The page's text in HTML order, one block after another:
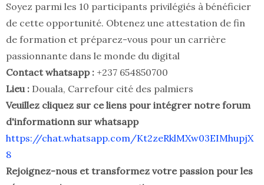
Soyez parmi les 10 participants privilégiés à bénéficier
de cette opportunité. Obtenez une attestation de fin
de formation et préparez-vous pour un carrière
passionnante dans le monde du digital
Contact whatsapp : +237 654850700
Lieu : Douala, Carrefour cité des palmiers
Veuillez cliquez sur ce liens pour intégrer notre forum
d'informationn sur whatsapp
https://chat.whatsapp.com/Kt2zeRklMXw03EIMhupjX
8
Rejoignez-nous et transformez votre passion pour les